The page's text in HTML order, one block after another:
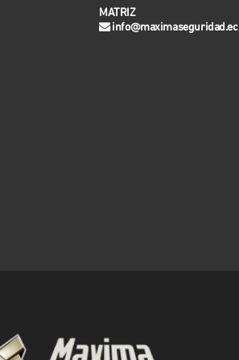
MATRIZ
info@maximaseguridad.ec